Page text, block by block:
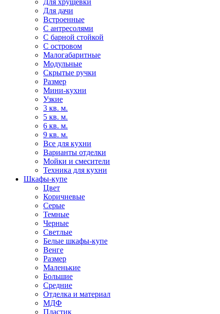
Для хрущевки
Для дачи
Встроенные
С антресолями
С барной стойкой
С островом
Малогабаритные
Модульные
Скрытые ручки
Размер
Мини-кухни
Узкие
3 кв. м.
5 кв. м.
6 кв. м.
9 кв. м.
Все для кухни
Варианты отделки
Мойки и смесители
Техника для кухни
Шкафы-купе
Цвет
Коричневые
Серые
Темные
Черные
Светлые
Белые шкафы-купе
Венге
Размер
Маленькие
Большие
Средние
Отделка и материал
МДФ
Пластик